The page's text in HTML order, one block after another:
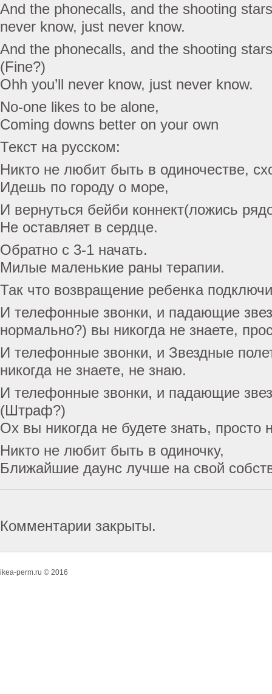
And the phonecalls, and the shooting
never know, just never know.
And the phonecalls, and the shooting
(Fine?)
Ohh you’ll never know, just never know.
No-one likes to be alone,
Coming downs better on your own
Текст на русском:
Никто не любит быть в одиночестве,
Идешь по городу о море,
И вернуться бейби коннект(ложись
Не оставляет в сердце.
Обратно с 3-1 начать.
Милые маленькие раны терапии.
Так что возвращение ребенка
И телефонные звонки, и падающие
нормально?) вы никогда не знаете,
И телефонные звонки, и Звездные
никогда не знаете, не знаю.
И телефонные звонки, и падающие
(Штраф?)
Ох вы никогда не будете знать, просто
Никто не любит быть в одиночку,
Ближайшие даунс лучше на свой
Комментарии закрыты.
ikea-perm.ru © 2016